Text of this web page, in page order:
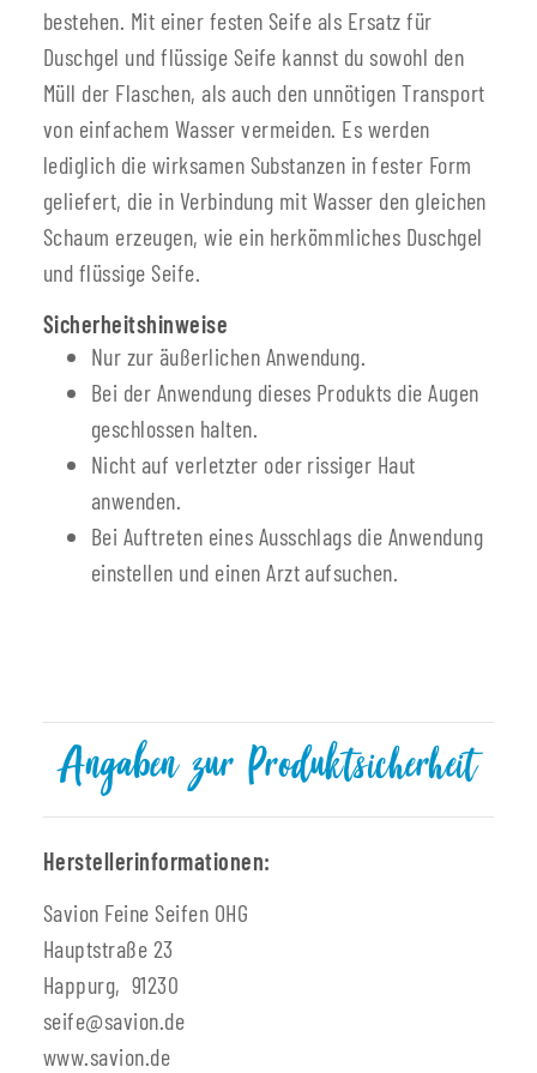
bestehen. Mit einer festen Seife als Ersatz für
Duschgel und flüssige Seife kannst du sowohl den
Müll der Flaschen, als auch den unnötigen Transport
von einfachem Wasser vermeiden. Es werden
lediglich die wirksamen Substanzen in fester Form
geliefert, die in Verbindung mit Wasser den gleichen
Schaum erzeugen, wie ein herkömmliches Duschgel
und flüssige Seife.
Sicherheitshinweise
Nur zur äußerlichen Anwendung.
Bei der Anwendung dieses Produkts die Augen
geschlossen halten.
Nicht auf verletzter oder rissiger Haut
anwenden.
Bei Auftreten eines Ausschlags die Anwendung
einstellen und einen Arzt aufsuchen.
Angaben zur Produktsicherheit
Herstellerinformationen:
Savion Feine Seifen OHG
Hauptstraße 23
Happurg, 91230
seife@savion.de
www.savion.de